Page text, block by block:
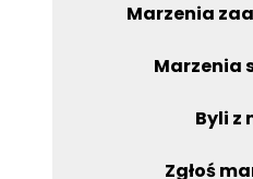
Marzenia
Marzenia
Byli z
Zgłoś